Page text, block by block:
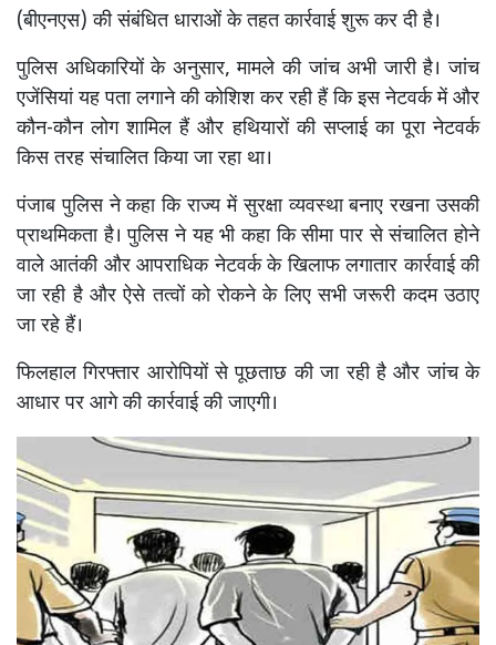
(बीएनएस) की संबंधित धाराओं के तहत कार्रवाई शुरू कर दी है।
पुलिस अधिकारियों के अनुसार, मामले की जांच अभी जारी है। जांच
एजेंसियां यह पता लगाने की कोशिश कर रही हैं कि इस नेटवर्क में और
कौन-कौन लोग शामिल हैं और हथियारों की सप्लाई का पूरा नेटवर्क
किस तरह संचालित किया जा रहा था।
पंजाब पुलिस ने कहा कि राज्य में सुरक्षा व्यवस्था बनाए रखना उसकी
प्राथमिकता है। पुलिस ने यह भी कहा कि सीमा पार से संचालित होने
वाले आतंकी और आपराधिक नेटवर्क के खिलाफ लगातार कार्रवाई की
जा रही है और ऐसे तत्वों को रोकने के लिए सभी जरूरी कदम उठाए
जा रहे हैं।
फिलहाल गिरफ्तार आरोपियों से पूछताछ की जा रही है और जांच के
आधार पर आगे की कार्रवाई की जाएगी।